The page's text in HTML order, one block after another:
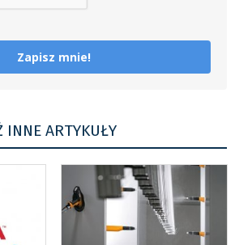
Zapisz mnie!
INNE ARTYKUŁY